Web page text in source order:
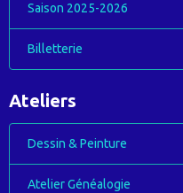
Saison 2025-2026
Billetterie
Ateliers
Dessin & Peinture
Atelier Généalogie